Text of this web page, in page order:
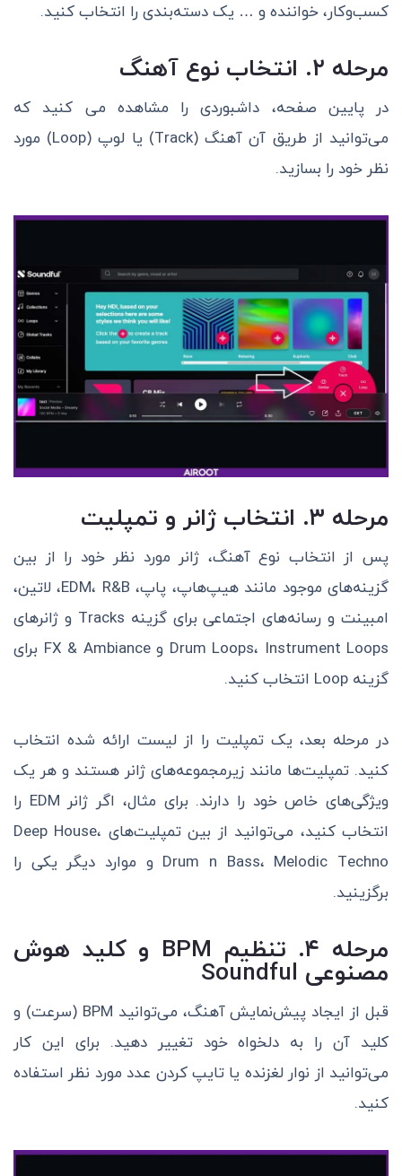
کسب‌وکار، خواننده و … یک دسته‌بندی را انتخاب کنید.
مرحله ۲. انتخاب نوع آهنگ
در پایین صفحه، داشبوردی را مشاهده می کنید که
می‌توانید از طریق آن آهنگ (Track) یا لوپ (Loop) مورد
نظر خود را بسازید.
مرحله ۳. انتخاب ژانر و تمپلیت
پس از انتخاب نوع آهنگ، ژانر مورد نظر خود را از بین
گزینه‌های موجود مانند هیپ‌هاپ، پاپ، EDM، R&B، لاتین،
امبینت و رسانه‌های اجتماعی برای گزینه Tracks و ژانرهای
Drum Loops، Instrument Loops و FX & Ambiance برای
گزینه Loop انتخاب کنید.
در مرحله بعد، یک تمپلیت را از لیست ارائه شده انتخاب
کنید. تمپلیت‌ها مانند زیرمجموعه‌های ژانر هستند و هر یک
ویژگی‌های خاص خود را دارند. برای مثال، اگر ژانر EDM را
انتخاب کنید، می‌توانید از بین تمپلیت‌های Deep House،
Drum n Bass، Melodic Techno و موارد دیگر یکی را
برگزینید.
مرحله ۴. تنظیم و کلید هوش
مصنوعی Soundful
قبل از ایجاد پیش‌نمایش آهنگ، می‌توانید BPM (سرعت) و
کلید آن را به دلخواه خود تغییر دهید. برای این کار
می‌توانید از نوار لغزنده یا تایپ کردن عدد مورد نظر استفاده
کنید.